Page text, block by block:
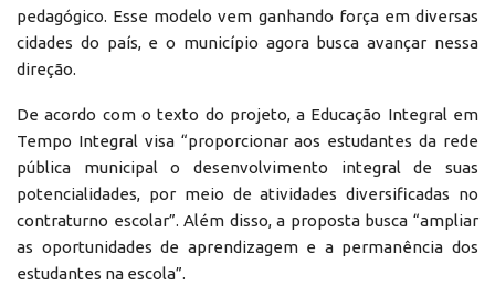
pedagógico. Esse modelo vem ganhando força em diversas
cidades do país, e o município agora busca avançar nessa
direção.
De acordo com o texto do projeto, a Educação Integral em
Tempo Integral visa “proporcionar aos estudantes da rede
pública municipal o desenvolvimento integral de suas
potencialidades, por meio de atividades diversificadas no
contraturno escolar”. Além disso, a proposta busca “ampliar
as oportunidades de aprendizagem e a permanência dos
estudantes na escola”.